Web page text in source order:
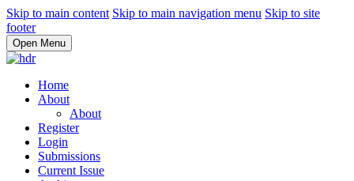
Skip to main content Skip to main navigation menu Skip to site
footer
Open Menu
Home
About
About
Register
Login
Submissions
Current Issue